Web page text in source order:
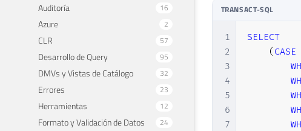
Auditoría 16
Azure 2
CLR 57
Desarrollo de Query 95
DMVs y Vistas de Catálogo 32
Errores 23
Herramientas 12
Formato y Validación de Datos 24
TRANSACT-SQL
1
2
3
4
5
6
7
SELECT
( CASE